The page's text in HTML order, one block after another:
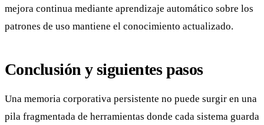
mejora continua mediante aprendizaje automático sobre los
patrones de uso mantiene el conocimiento actualizado.
Conclusión y siguientes pasos
Una memoria corporativa persistente no puede surgir en una
pila fragmentada de herramientas donde cada sistema guarda